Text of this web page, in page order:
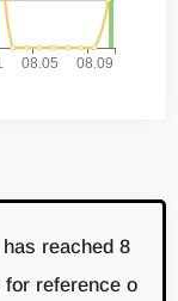
reached 8
for reference o